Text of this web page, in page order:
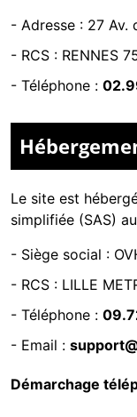
- Adresse : 27 Av.
- RCS : RENNES
- Téléphone :
Le site est
simplifiée (SAS)
- Siège social :
- RCS : LILLE
- Téléphone :
- Email :
Démarchage